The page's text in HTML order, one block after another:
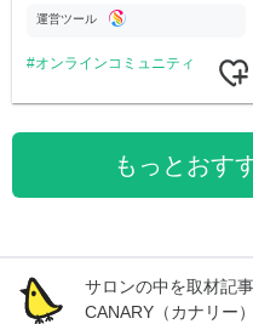
公開。
運営ツール
オンラインコミュニティ
もっとおす
サロンの中を取材記
CANARY（カナリー）